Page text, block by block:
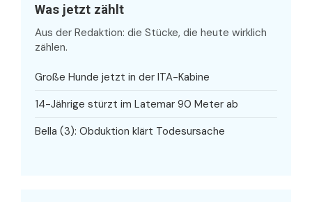
Was jetzt zählt
Aus der Redaktion: die Stücke, die heute wirklich
zählen.
Große Hunde jetzt in der ITA-Kabine
14-Jährige stürzt im Latemar 90 Meter ab
Bella (3): Obduktion klärt Todesursache